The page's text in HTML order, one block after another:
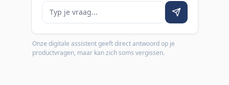
Je vraag
Onze digitale assistent geeft direct antwoord op je
productvragen, maar kan zich soms vergissen.